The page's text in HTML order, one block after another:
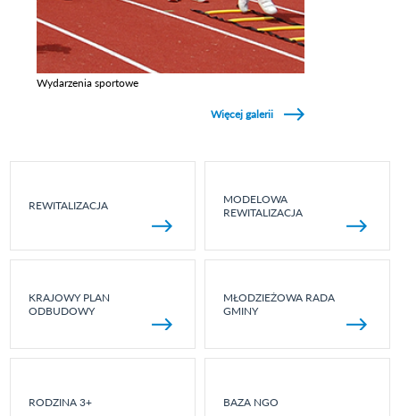
Wydarzenia sportowe
Więcej galerii
REWITALIZACJA
MODELOWA
REWITALIZACJA
KRAJOWY PLAN
ODBUDOWY
MŁODZIEŻOWA RADA
GMINY
RODZINA 3+ BAZA NGO